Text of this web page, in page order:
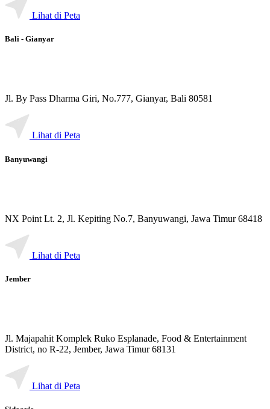
Lihat di Peta
Bali - Gianyar
Jl. By Pass Dharma Giri, No.777, Gianyar, Bali 80581
Lihat di Peta
Banyuwangi
NX Point Lt. 2, Jl. Kepiting No.7, Banyuwangi, Jawa Timur 68418
Lihat di Peta
Jember
Jl. Majapahit Komplek Ruko Esplanade, Food & Entertainment
District, no R-22, Jember, Jawa Timur 68131
Lihat di Peta